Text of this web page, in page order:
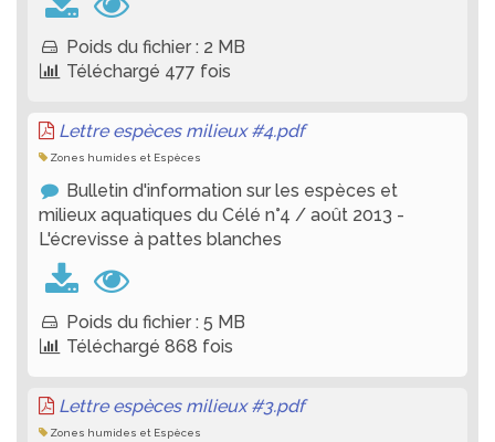
Poids du fichier : 2 MB
Téléchargé 477 fois
Lettre espèces milieux #4.pdf
Zones humides et Espèces
Bulletin d'information sur les espèces et
milieux aquatiques du Célé n°4 / août 2013 -
L'écrevisse à pattes blanches
Poids du fichier : 5 MB
Téléchargé 868 fois
Lettre espèces milieux #3.pdf
Zones humides et Espèces